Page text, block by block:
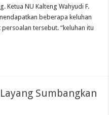
Ketua NU Kalteng Wahyudi F.
beberapa keluhan
tersebut. “keluhan itu
Sumbangkan